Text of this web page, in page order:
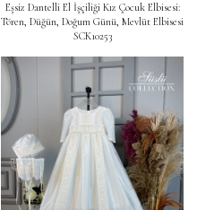
Eşsiz Dantelli El İşçiliği Kız Çocuk Elbisesi:
Tören, Düğün, Doğum Günü, Mevlüt Elbisesi
SCK10253